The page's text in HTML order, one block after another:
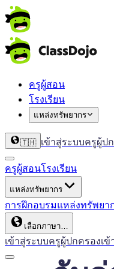
ครูผู้สอน
โรงเรียน
แหล่งทรัพยากร
🇹🇭 เข้าสู่ระบบครูผู้ป
ครูผู้สอนโรงเรียน
แหล่งทรัพยากร
การฝึกอบรมแหล่งทรัพยา
เลือกภาษา…
เข้าสู่ระบบครูผู้ปกครองเข้